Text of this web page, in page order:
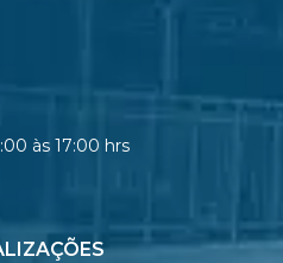
às 17:00 hrs